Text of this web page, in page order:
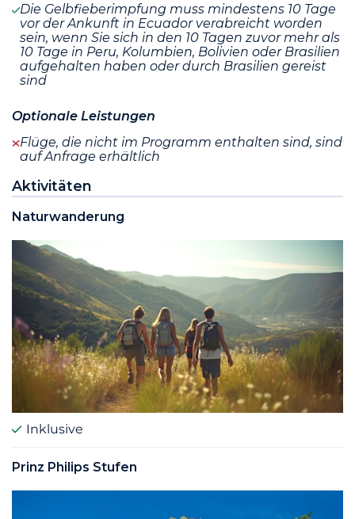
Die Gelbfieberimpfung muss mindestens 10 Tage
vor der Ankunft in Ecuador verabreicht worden
sein, wenn Sie sich in den 10 Tagen zuvor mehr als
10 Tage in Peru, Kolumbien, Bolivien oder Brasilien
aufgehalten haben oder durch Brasilien gereist
sind
Optionale Leistungen
Flüge, die nicht im Programm enthalten sind, sind
auf Anfrage erhältlich
Aktivitäten
Naturwanderung
Inklusive
Prinz Philips Stufen